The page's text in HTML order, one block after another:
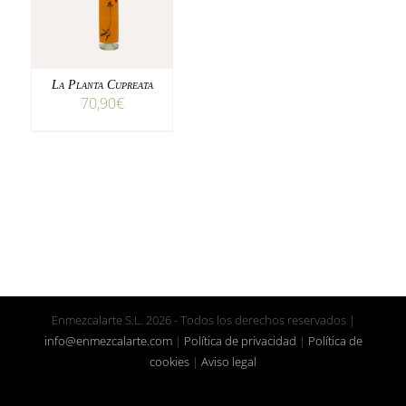
DETALLES
La Planta Cupreata
70,90€
Enmezcalarte S.L. 2026 - Todos los derechos reservados |
info@enmezcalarte.com| Política de privacidad | Política de
cookies | Aviso legal